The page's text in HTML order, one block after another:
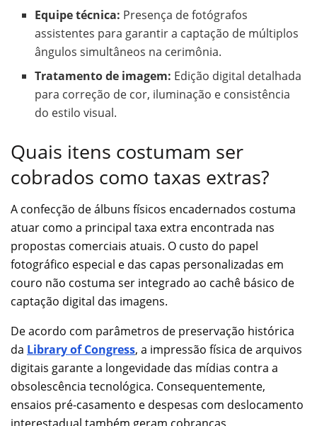
Equipe técnica: Presença de fotógrafos
assistentes para garantir a captação de múltiplos
ângulos simultâneos na cerimônia.
Tratamento de imagem: Edição digital detalhada
para correção de cor, iluminação e consistência
do estilo visual.
Quais itens costumam ser
cobrados como taxas extras?
A confecção de álbuns físicos encadernados costuma
atuar como a principal taxa extra encontrada nas
propostas comerciais atuais. O custo do papel
fotográfico especial e das capas personalizadas em
couro não costuma ser integrado ao cachê básico de
captação digital das imagens.
De acordo com parâmetros de preservação histórica
da Library of Congress, a impressão física de arquivos
digitais garante a longevidade das mídias contra a
obsolescência tecnológica. Consequentemente,
ensaios pré-casamento e despesas com deslocamento